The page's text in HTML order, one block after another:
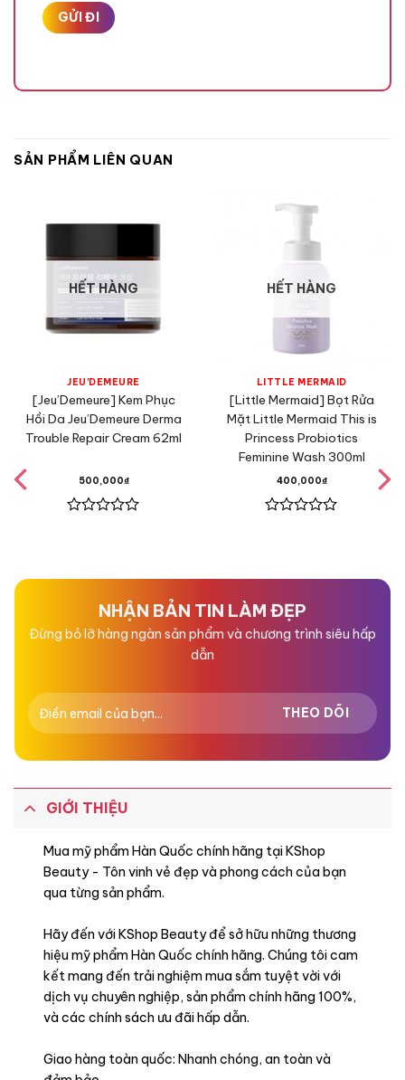
SẢN PHẨM LIÊN QUAN
HẾT HÀNG
JEU'DEMEURE
[Jeu’Demeure] Kem Phục
Hồi Da Jeu’Demeure Derma
Trouble Repair Cream 62ml
500,000₫
5
HẾT HÀNG
LITTLE MERMAID
[Little Mermaid] Bọt Rửa
Mặt Little Mermaid This is
Princess Probiotics
Feminine Wash 300ml
400,000₫
5
NHẬN BẢN TIN LÀM ĐẸP
Đừng bỏ lỡ hàng ngàn sản phẩm và chương trình siêu hấp
dẫn
GIỚI THIỆU
Mua mỹ phẩm Hàn Quốc chính hãng tại KShop
Beauty - Tôn vinh vẻ đẹp và phong cách của bạn
qua từng sản phẩm.
Hãy đến với KShop Beauty để sở hữu những thương
hiệu mỹ phẩm Hàn Quốc chính hãng. Chúng tôi cam
kết mang đến trải nghiệm mua sắm tuyệt vời với
dịch vụ chuyên nghiệp, sản phẩm chính hãng 100%,
và các chính sách ưu đãi hấp dẫn.
Giao hàng toàn quốc: Nhanh chóng, an toàn và